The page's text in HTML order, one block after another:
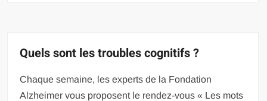
Quels sont les troubles cognitifs ?
Chaque semaine, les experts de la Fondation
Alzheimer vous proposent le rendez-vous « Les mots